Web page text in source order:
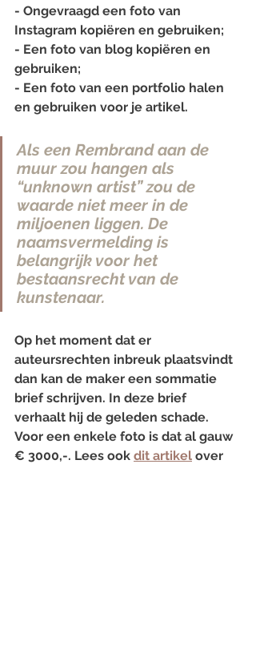
- Ongevraagd een foto van
Instagram kopiëren en gebruiken;
- Een foto van blog kopiëren en
gebruiken;
- Een foto van een portfolio halen
en gebruiken voor je artikel.
Als een Rembrand aan de
muur zou hangen als
“unknown artist” zou de
waarde niet meer in de
miljoenen liggen. De
naamsvermelding is
belangrijk voor het
bestaansrecht van de
kunstenaar.
Op het moment dat er
auteursrechten inbreuk plaatsvindt
dan kan de maker een sommatie
brief schrijven. In deze brief
verhaalt hij de geleden schade.
Voor een enkele foto is dat al gauw
€ 3000,-. Lees ook dit artikel over